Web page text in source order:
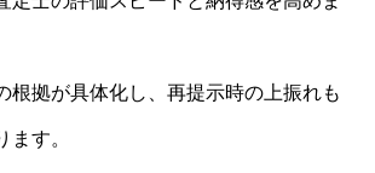
根拠が具体化し、再提示時の上振れも
ます。